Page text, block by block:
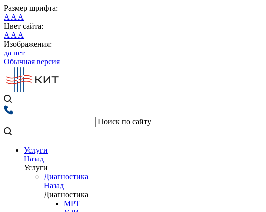
Размер шрифта:
A A A
Цвет сайта:
A A A
Изображения:
да нет
Обычная версия
Поиск по сайту
Услуги
Назад
Услуги
Диагностика
Назад
Диагностика
МРТ